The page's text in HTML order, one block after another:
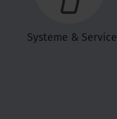
Systeme & Service